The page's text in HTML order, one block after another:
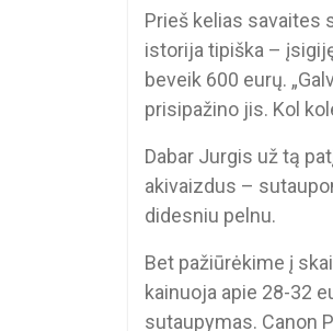
Prieš kelias savaites
istorija tipiška –
beveik 600 eurų.
prisipažino jis. Kol
Dabar Jurgis už tą
akivaizdus –
didesniu pelnu.
Bet pažiūrėkime į
kainuoja apie 28-32
sutaupymas. Canon